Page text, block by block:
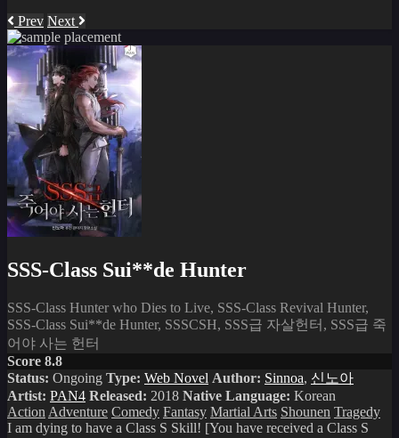
Prev Next
SSS-Class Sui**de Hunter
SSS-Class Hunter who Dies to Live, SSS-Class Revival Hunter,
SSS-Class Sui**de Hunter, SSSCSH, SSS급 자살헌터, SSS급 죽
어야 사는 헌터
Score 8.8
Status: Ongoing Type: Web Novel Author: Sinnoa, 신노아
Artist: PAN4 Released: 2018 Native Language: Korean
Action Adventure Comedy Fantasy Martial Arts Shounen Tragedy
I am dying to have a Class S Skill! [You have received a Class S